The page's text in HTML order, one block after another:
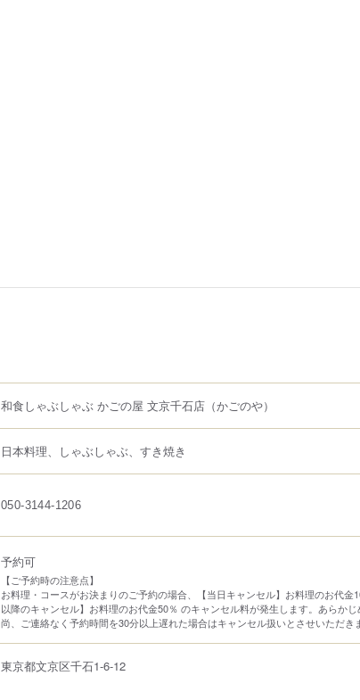
和食しゃぶしゃぶ かごの屋 文京千石店 （かごのや）
日本料理、しゃぶしゃぶ、すき焼き
050-3144-1206
予約可
【ご予約時の注意点】
お料理・コースがお決まりのご予約の場合、【当日キャンセル】お料理のお代金
以降のキャンセル】お料理のお代金50％ のキャンセル料が発生します。あらかじ
尚、ご連絡なく予約時間を30分以上遅れた場合はキャンセル扱いとさせいただき
東京都文京区千石1-6-12